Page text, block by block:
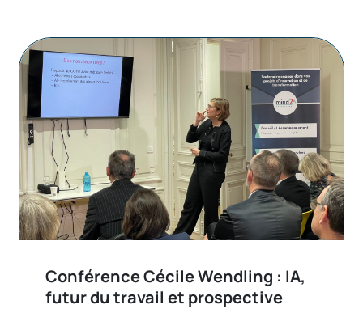
Conférence Cécile Wendling : IA,
futur du travail et prospective